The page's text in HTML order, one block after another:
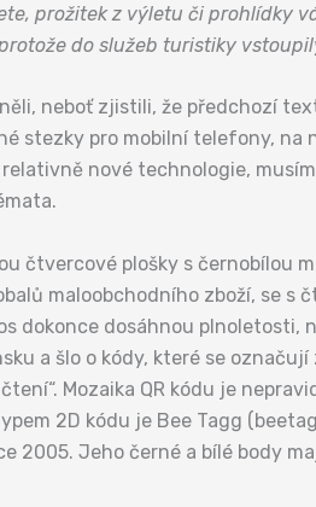
prožitek z výletu či prohlídky
do služeb turistiky
neboť zjistili, že předchozí
stezky pro mobilní telefony,
nové technologie,
čtvercové plošky s černobílou
maloobchodního zboží, se s
dokonce dosáhnou
a šlo o kódy, které se označují
Mozaika QR kódu je
2D kódu je Bee Tagg
2005. Jeho černé a bílé body